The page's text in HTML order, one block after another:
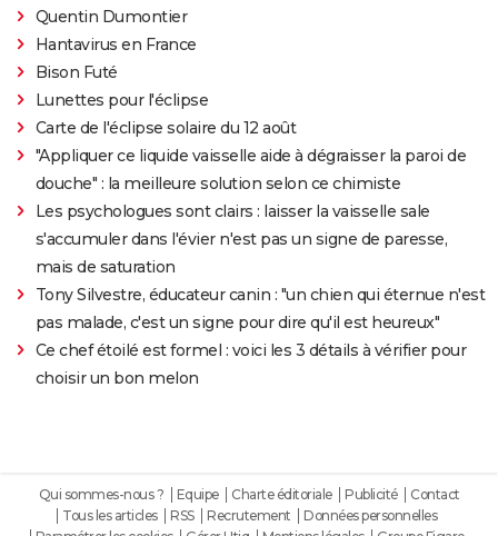
Quentin Dumontier
Hantavirus en France
Bison Futé
Lunettes pour l'éclipse
Carte de l'éclipse solaire du 12 août
"Appliquer ce liquide vaisselle aide à dégraisser la paroi de
douche" : la meilleure solution selon ce chimiste
Les psychologues sont clairs : laisser la vaisselle sale
s'accumuler dans l'évier n'est pas un signe de paresse,
mais de saturation
Tony Silvestre, éducateur canin : "un chien qui éternue n'est
pas malade, c'est un signe pour dire qu'il est heureux"
Ce chef étoilé est formel : voici les 3 détails à vérifier pour
choisir un bon melon
Qui sommes-nous ? Equipe Charte éditoriale Publicité
Contact
Tous les articles
RSS Recrutement
Données personnelles